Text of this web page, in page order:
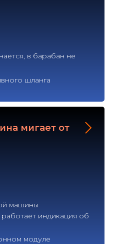
в барабан не
шланга
мигает от
машины
индикация об
модуле